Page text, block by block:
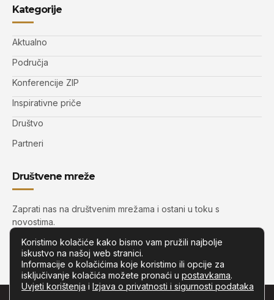
Kategorije
Aktualno
Područja
Konferencije ZIP
Inspirativne priče
Društvo
Partneri
Društvene mreže
Zaprati nas na društvenim mrežama i ostani u toku s
novostima.
Koristimo kolačiće kako bismo vam pružili najbolje
iskustvo na našoj web stranici.
Informacije o kolačićima koje koristimo ili opcije za
isključivanje kolačića možete pronaći u postavkama.
Uvjeti korištenja i Izjava o privatnosti i sigurnosti podataka